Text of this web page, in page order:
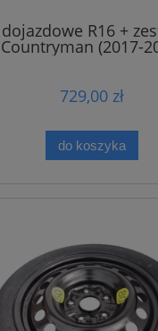
dojazdowe R16 +
Countryman (2017-
729,00 zł
do koszyka